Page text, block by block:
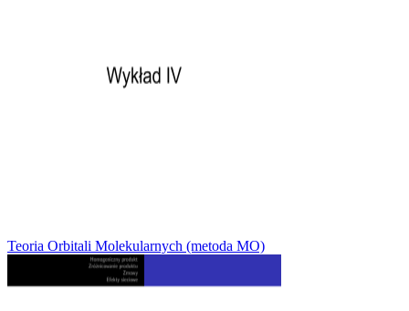
Teoria Orbitali Molekularnych (metoda MO)